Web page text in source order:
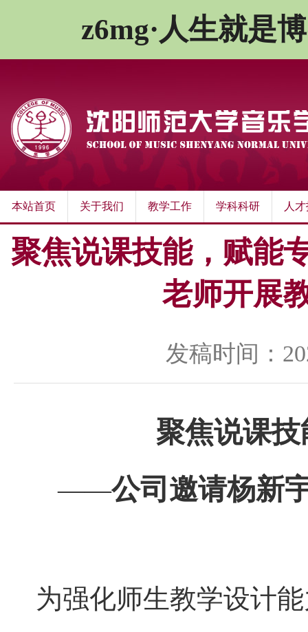
z6mg·人生就是
本站首页 关于我们 教学工作 学科科研 人
聚焦说课技能，赋能
老师开展
发稿时间：
聚焦说课
——公司邀请杨新
为强化师生教学设计